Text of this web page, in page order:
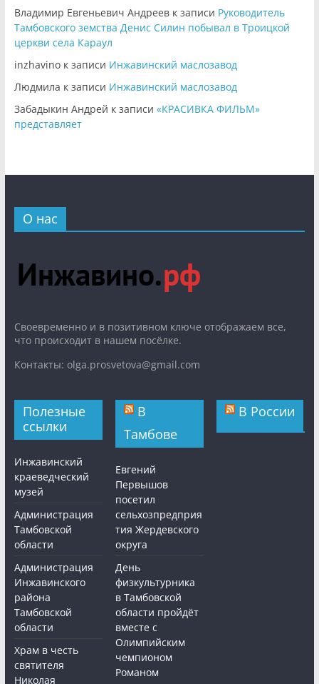
Владимир Евгеньевич Андреевк записи Руководитель
Тамбовского земства Денис Силин побывал в Троицкой
церкви села Караул
inzhavinoк записи Инжавинский маслозавод
Людмила к записи Инжавинский маслозавод
Забадыкин Андрей к записи «КРАСИВКА ФИЛЬМ»
представляет
О нас
Cвоевременно и в позитивном ключе отображаем все,
что происходит в нашем посёлке.
Контакты: olga.prosvetova@gmail.com
Полезные
ссылки
Инжавинский
краеведческий
музей
Администрация
Тамбовской
области
Администрация
Инжавинского
района
Тамбовской
области
Храм в честь
святителя
Николая
В
Тамбове
Евгений
Первышов
посетил
сельхозпредприя
тия Жердевского
округа
День
физкультурника
в Тамбовской
области пройдёт
вместе с
Олимпийским
чемпионом
Романом
В России